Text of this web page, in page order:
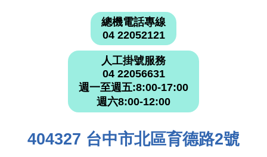
總機電話專線
04 22052121
人工掛號服務
04 22056631
週一至週五:8:00-17:00
週六8:00-12:00
404327 台中市北區育德路2號